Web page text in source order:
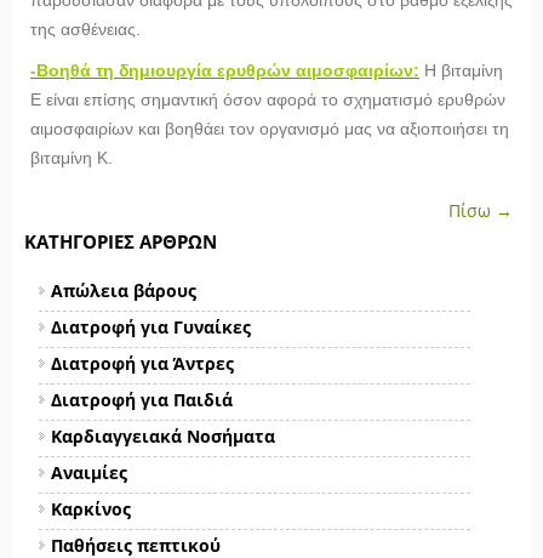
της ασθένειας.
-Βοηθά τη δημιουργία ερυθρών αιμοσφαιρίων: Η βιταμίνη
Ε είναι επίσης σημαντική όσον αφορά το σχηματισμό ερυθρών
αιμοσφαιρίων και βοηθάει τον οργανισμό μας να αξιοποιήσει τη
βιταμίνη Κ.
Πίσω →
ΚΑΤΗΓΟΡΊΕΣ ΆΡΘΡΩΝ
Απώλεια βάρους
Διατροφή για Γυναίκες
Διατροφή για Άντρες
Διατροφή για Παιδιά
Καρδιαγγειακά Νοσήματα
Αναιμίες
Καρκίνος
Παθήσεις πεπτικού